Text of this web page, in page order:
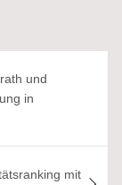
und
in
mit